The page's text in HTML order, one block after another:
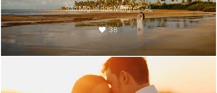
São Miguel dos Milagres - AL
38